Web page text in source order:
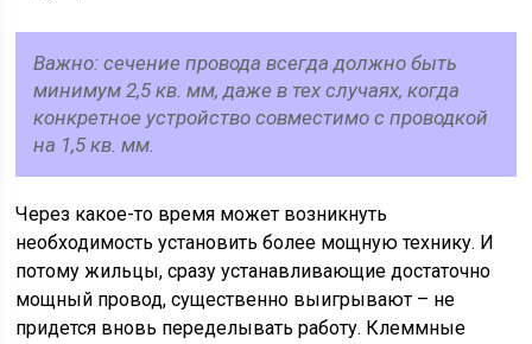
Важно: сечение провода всегда должно быть
минимум 2,5 кв. мм, даже в тех случаях, когда
конкретное устройство совместимо с проводкой
на 1,5 кв. мм.
Через какое-то время может возникнуть
необходимость установить более мощную технику. И
потому жильцы, сразу устанавливающие достаточно
мощный провод, существенно выигрывают – не
придется вновь переделывать работу. Клеммные